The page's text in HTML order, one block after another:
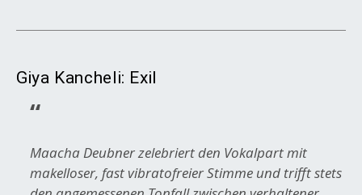
Giya Kancheli: Exil
Maacha Deubner zelebriert den Vokalpart mit
makelloser, fast vibratofreier Stimme und trifft stets